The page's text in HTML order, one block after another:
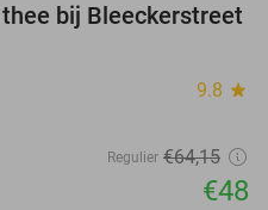
bij Bleeckerstreet
9.8 star
Regulier €64,15
€48